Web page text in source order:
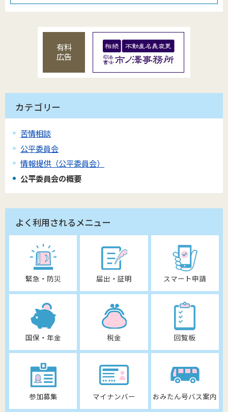
有料
広告
カテゴリー
苦情相談
公平委員会
情報提供（公平委員会）
公平委員会の概要
よく利用されるメニュー
緊急・防災 届出・証明 スマート申請
国保・年金 税金 回覧板
参加募集 マイナンバー おみたん号バス案内